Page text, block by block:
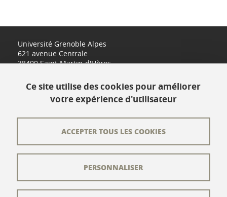
Université Grenoble Alpes
621 avenue Centrale
38400 Saint-Martin-d'Hères
L'équipe éditoriale
Crédits
Ce site utilise des cookies pour améliorer
votre expérience d'utilisateur
ACCEPTER TOUS LES COOKIES
PERSONNALISER